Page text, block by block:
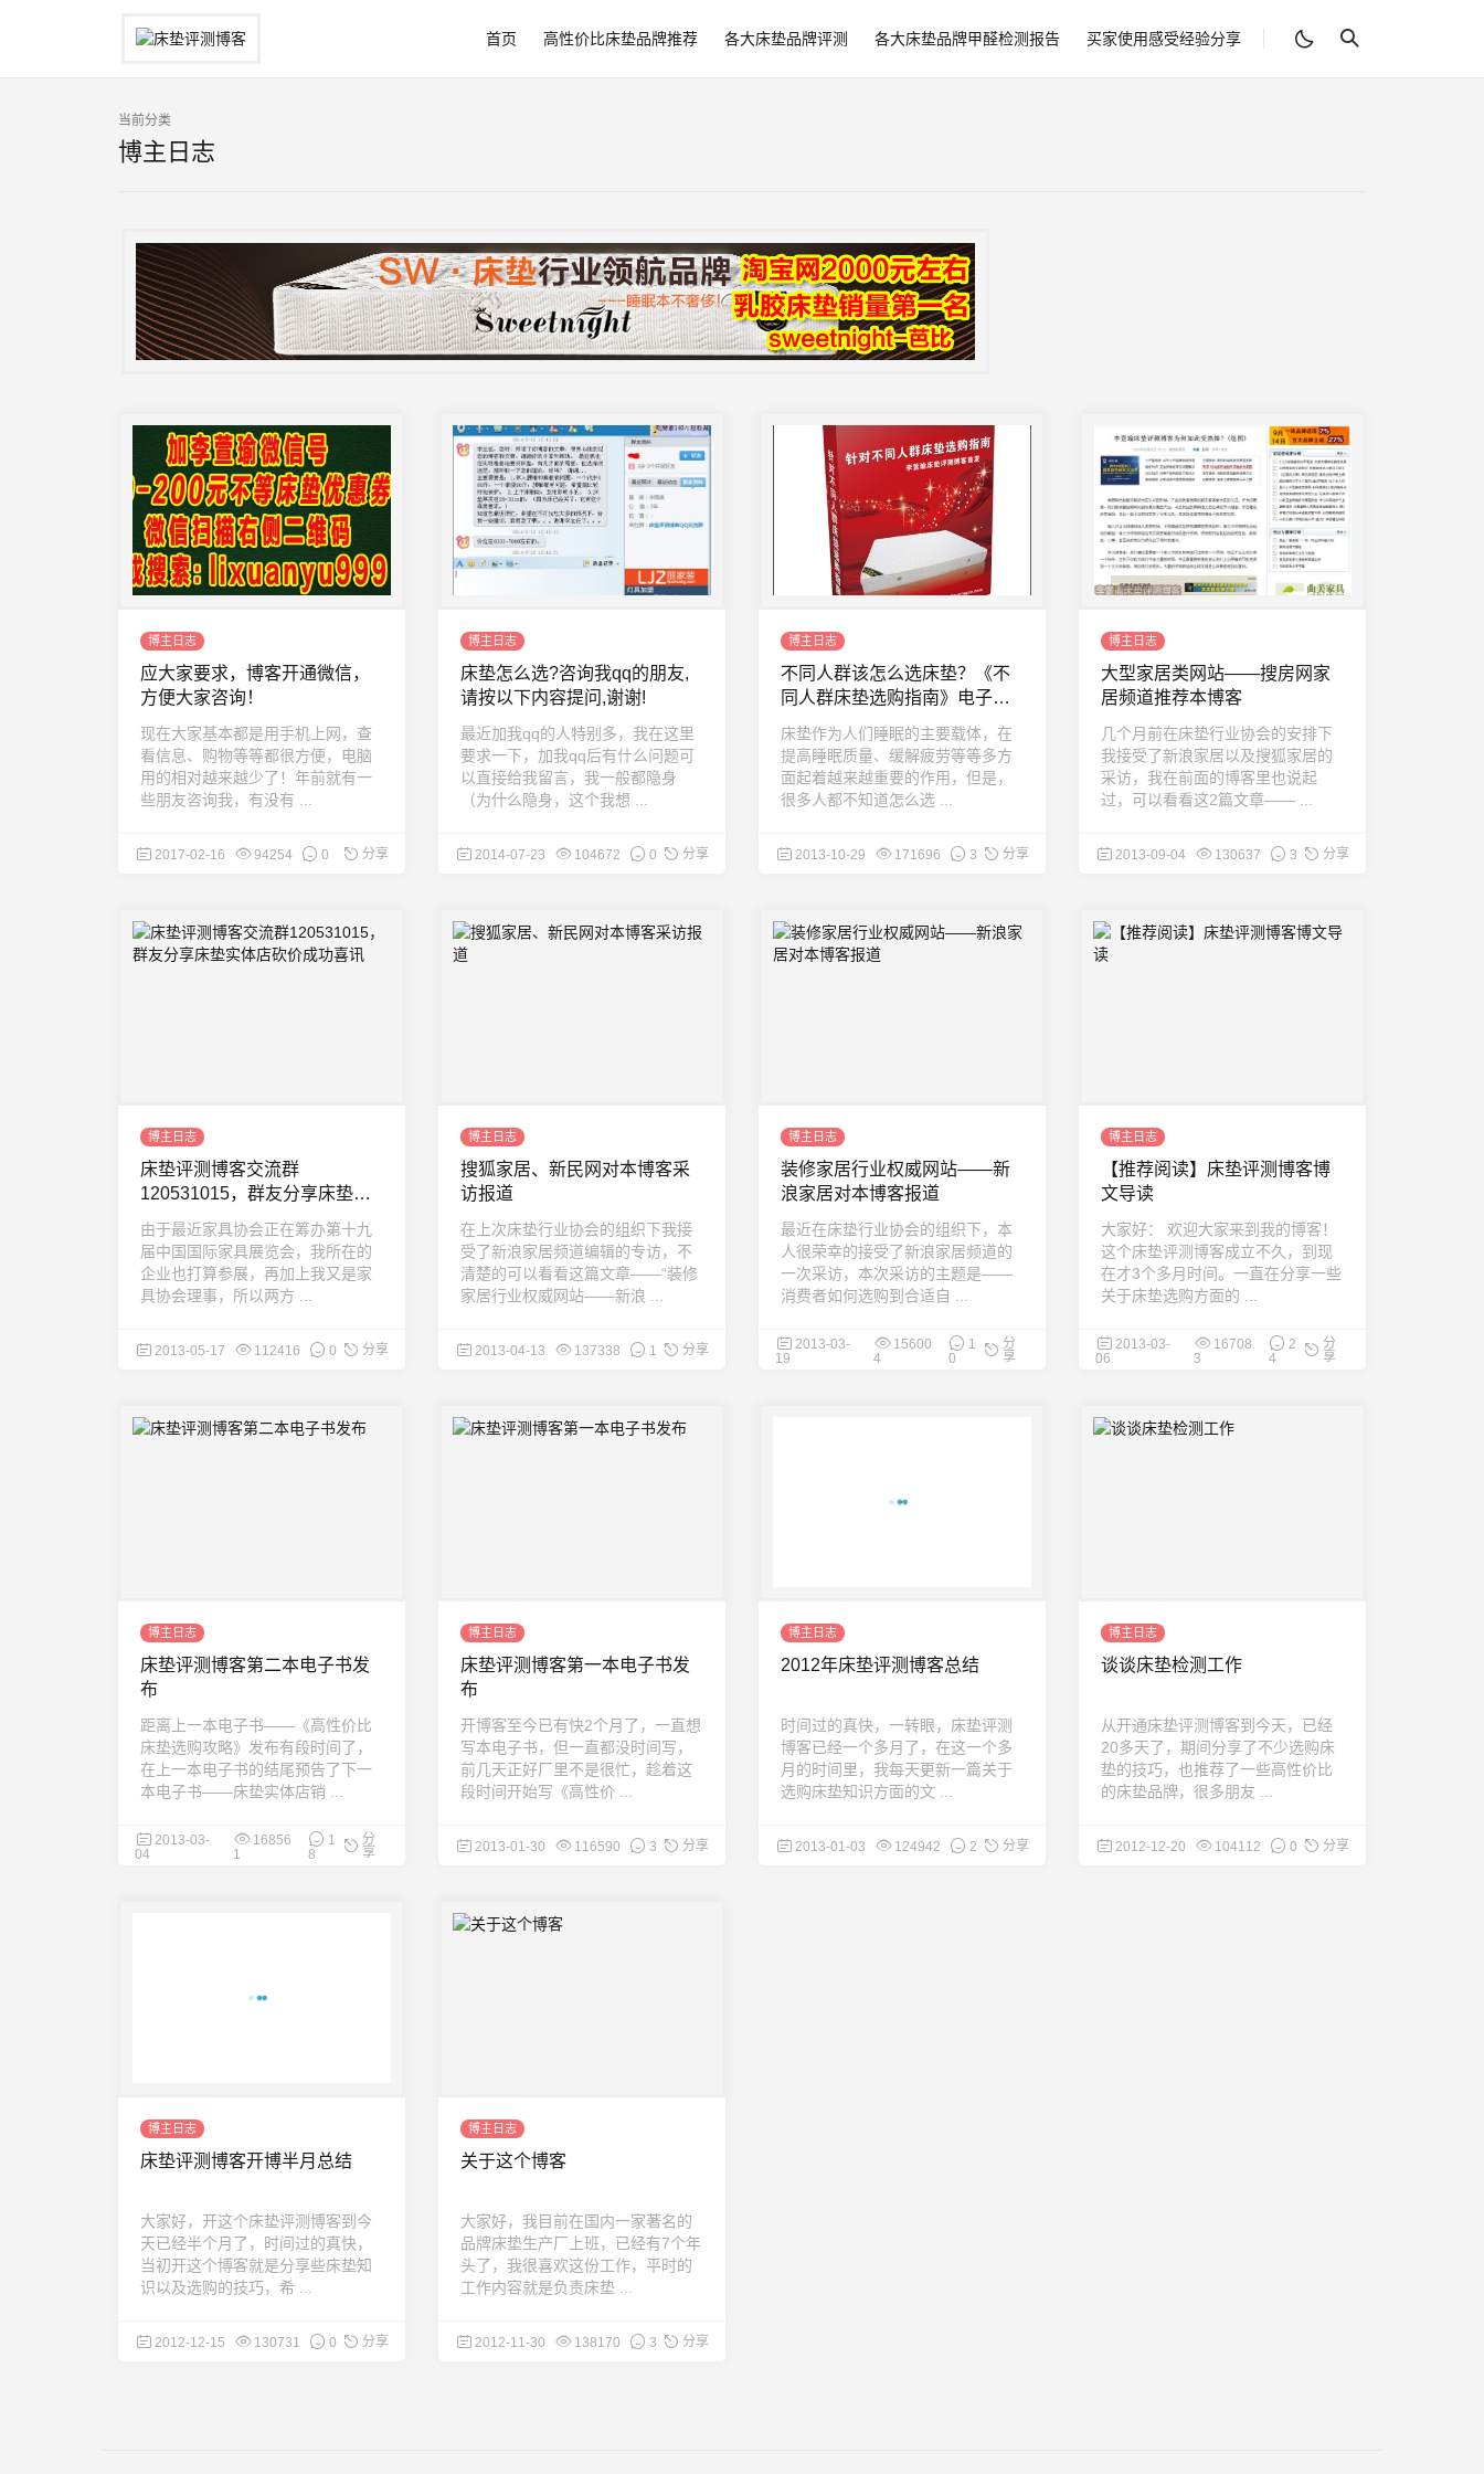
首页 高性价比床垫品牌推荐 各大床垫品牌评测 各大床垫品牌甲醛检测报告 买家使用感受经验分享
当前分类
博主日志
博主日志
应大家要求，博客开通微信，
方便大家咨询！
现在大家基本都是用手机上网，查
看信息、购物等等都很方便，电脑
用的相对越来越少了！年前就有一
些朋友咨询我，有没有 ...
2017-02-16 94254 0 分享
博主日志
床垫怎么选?咨询我qq的朋友,
请按以下内容提问,谢谢!
最近加我qq的人特别多，我在这里
要求一下，加我qq后有什么问题可
以直接给我留言，我一般都隐身
（为什么隐身，这个我想 ...
2014-07-23 104672 0 分享
博主日志
不同人群该怎么选床垫？《不
同人群床垫选购指南》电子书
发布
床垫作为人们睡眠的主要载体，在
提高睡眠质量、缓解疲劳等等多方
面起着越来越重要的作用，但是，
很多人都不知道怎么选 ...
2013-10-29 171696 3 分享
博主日志
大型家居类网站——搜房网家
居频道推荐本博客
几个月前在床垫行业协会的安排下
我接受了新浪家居以及搜狐家居的
采访，我在前面的博客里也说起
过，可以看看这2篇文章—— ...
2013-09-04 130637 3 分享
博主日志
床垫评测博客交流群
120531015，群友分享床垫实
体店砍价成功喜讯
由于最近家具协会正在筹办第十九
届中国国际家具展览会，我所在的
企业也打算参展，再加上我又是家
具协会理事，所以两方 ...
2013-05-17 112416 0 分享
博主日志
搜狐家居、新民网对本博客采
访报道
在上次床垫行业协会的组织下我接
受了新浪家居频道编辑的专访，不
清楚的可以看看这篇文章——“装修
家居行业权威网站——新浪 ...
2013-04-13 137338 1 分享
博主日志
装修家居行业权威网站——新
浪家居对本博客报道
最近在床垫行业协会的组织下，本
人很荣幸的接受了新浪家居频道的
一次采访，本次采访的主题是——
消费者如何选购到合适自 ...
2013-03-
19
15600
4
1
0
分
享
博主日志
【推荐阅读】床垫评测博客博
文导读
大家好： 欢迎大家来到我的博客！
这个床垫评测博客成立不久，到现
在才3个多月时间。一直在分享一些
关于床垫选购方面的 ...
2013-03-
06
16708
3
2
4
分
享
博主日志
床垫评测博客第二本电子书发
布
距离上一本电子书——《高性价比
床垫选购攻略》发布有段时间了，
在上一本电子书的结尾预告了下一
本电子书——床垫实体店销 ...
2013-03-
04
16856
1
1
8
分
享
博主日志
床垫评测博客第一本电子书发
布
开博客至今已有快2个月了，一直想
写本电子书，但一直都没时间写，
前几天正好厂里不是很忙，趁着这
段时间开始写《高性价 ...
2013-01-30 116590 3 分享
博主日志
2012年床垫评测博客总结
时间过的真快，一转眼，床垫评测
博客已经一个多月了，在这一个多
月的时间里，我每天更新一篇关于
选购床垫知识方面的文 ...
2013-01-03 124942 2 分享
博主日志
谈谈床垫检测工作
从开通床垫评测博客到今天，已经
20多天了，期间分享了不少选购床
垫的技巧，也推荐了一些高性价比
的床垫品牌，很多朋友 ...
2012-12-20 104112 0 分享
博主日志
床垫评测博客开博半月总结
大家好，开这个床垫评测博客到今
天已经半个月了，时间过的真快，
当初开这个博客就是分享些床垫知
识以及选购的技巧，希 ...
2012-12-15 130731 0 分享
博主日志
关于这个博客
大家好，我目前在国内一家著名的
品牌床垫生产厂上班，已经有7个年
头了，我很喜欢这份工作，平时的
工作内容就是负责床垫 ...
2012-11-30 138170 3 分享